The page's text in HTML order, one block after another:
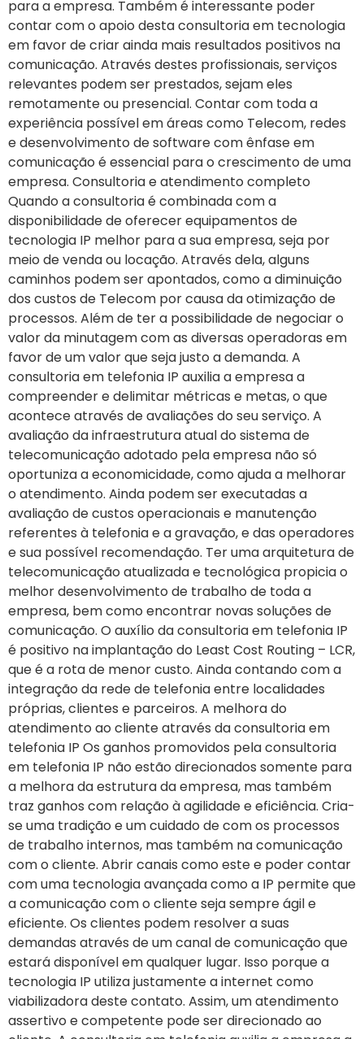
para a empresa. Também é interessante poder
contar com o apoio desta consultoria em tecnologia
em favor de criar ainda mais resultados positivos na
comunicação. Através destes profissionais, serviços
relevantes podem ser prestados, sejam eles
remotamente ou presencial. Contar com toda a
experiência possível em áreas como Telecom, redes
e desenvolvimento de software com ênfase em
comunicação é essencial para o crescimento de uma
empresa. Consultoria e atendimento completo
Quando a consultoria é combinada com a
disponibilidade de oferecer equipamentos de
tecnologia IP melhor para a sua empresa, seja por
meio de venda ou locação. Através dela, alguns
caminhos podem ser apontados, como a diminuição
dos custos de Telecom por causa da otimização de
processos. Além de ter a possibilidade de negociar o
valor da minutagem com as diversas operadoras em
favor de um valor que seja justo a demanda. A
consultoria em telefonia IP auxilia a empresa a
compreender e delimitar métricas e metas, o que
acontece através de avaliações do seu serviço. A
avaliação da infraestrutura atual do sistema de
telecomunicação adotado pela empresa não só
oportuniza a economicidade, como ajuda a melhorar
o atendimento. Ainda podem ser executadas a
avaliação de custos operacionais e manutenção
referentes à telefonia e a gravação, e das operadores
e sua possível recomendação. Ter uma arquitetura de
telecomunicação atualizada e tecnológica propicia o
melhor desenvolvimento de trabalho de toda a
empresa, bem como encontrar novas soluções de
comunicação. O auxílio da consultoria em telefonia IP
é positivo na implantação do Least Cost Routing – LCR,
que é a rota de menor custo. Ainda contando com a
integração da rede de telefonia entre localidades
próprias, clientes e parceiros. A melhora do
atendimento ao cliente através da consultoria em
telefonia IP Os ganhos promovidos pela consultoria
em telefonia IP não estão direcionados somente para
a melhora da estrutura da empresa, mas também
traz ganhos com relação à agilidade e eficiência. Cria-
se uma tradição e um cuidado de com os processos
de trabalho internos, mas também na comunicação
com o cliente. Abrir canais como este e poder contar
com uma tecnologia avançada como a IP permite que
a comunicação com o cliente seja sempre ágil e
eficiente. Os clientes podem resolver a suas
demandas através de um canal de comunicação que
estará disponível em qualquer lugar. Isso porque a
tecnologia IP utiliza justamente a internet como
viabilizadora deste contato. Assim, um atendimento
assertivo e competente pode ser direcionado ao